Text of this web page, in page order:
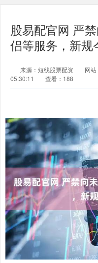
股易配官网 严
侣等服务，新规
来源：短线股票配资 网
05:30:11
查看：188